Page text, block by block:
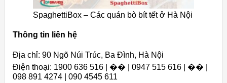
SpaghettiBox – Các quán bò bít tết ở Hà Nội
Thông tin liên hệ
Địa chỉ: 90 Ngõ Núi Trúc, Ba Đình, Hà Nội
Điện thoại: 1900 636 516 | �� | 0947 515 616 | �� |
098 891 4274 | 090 4545 611